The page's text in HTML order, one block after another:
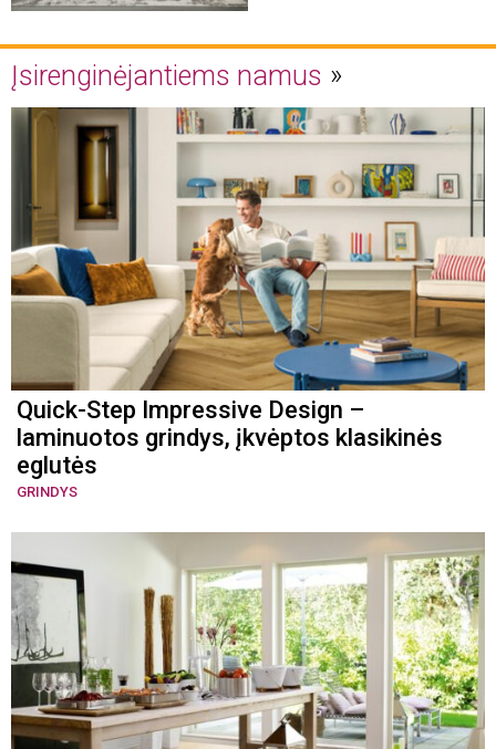
Įsirenginėjantiems namus
Quick-Step Impressive Design –
laminuotos grindys, įkvėptos klasikinės
eglutės
GRINDYS